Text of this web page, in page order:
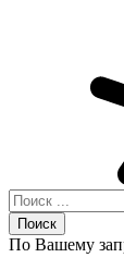
Поиск
По Вашему